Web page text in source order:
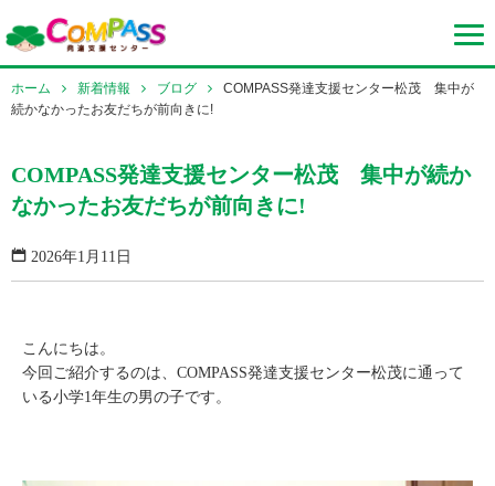
ホーム 新着情報 ブログ
COMPASS発達支援センター松茂 集中が
続かなかったお友だちが前向きに!
COMPASS発達支援センター松茂 集中が続か
なかったお友だちが前向きに!
2026年1月11日
こんにちは。
今回ご紹介するのは、COMPASS発達支援センター松茂に通って
いる小学1年生の男の子です。